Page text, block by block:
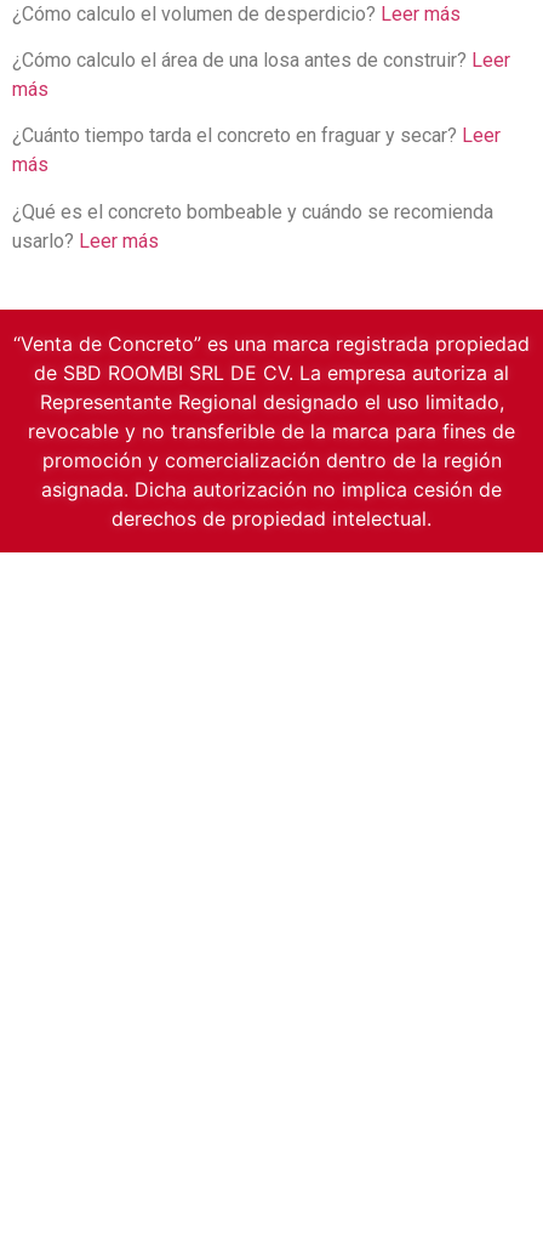
¿Cómo calculo el volumen de desperdicio? Leer más
¿Cómo calculo el área de una losa antes de construir? Leer
más
¿Cuánto tiempo tarda el concreto en fraguar y secar? Leer
más
¿Qué es el concreto bombeable y cuándo se recomienda
usarlo? Leer más
“Venta de Concreto” es una marca registrada propiedad
de SBD ROOMBI SRL DE CV. La empresa autoriza al
Representante Regional designado el uso limitado,
revocable y no transferible de la marca para fines de
promoción y comercialización dentro de la región
asignada. Dicha autorización no implica cesión de
derechos de propiedad intelectual.